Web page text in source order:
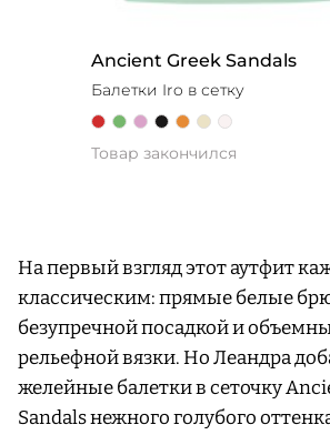
Ancient Greek Sandals
Балетки Iro в сетку
Товар закончился
На первый взгляд этот аутфит
классическим: прямые белые
безупречной посадкой и
рельефной вязки. Но Леандра
желейные балетки в сеточку
Sandals нежного голубого